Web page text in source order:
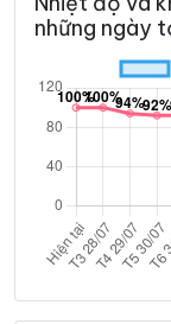
những ngày